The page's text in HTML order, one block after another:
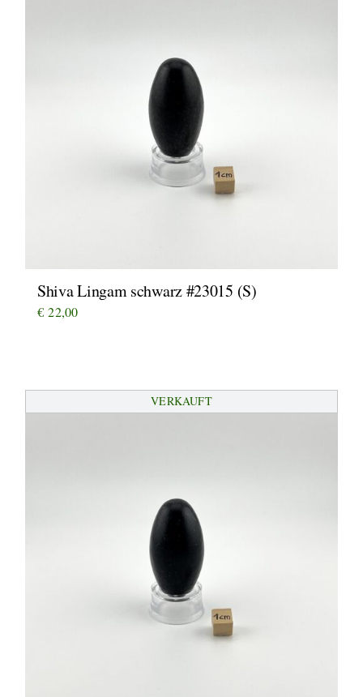
Shiva Lingam schwarz #23015 (S)
€ 22,00
VERKAUFT